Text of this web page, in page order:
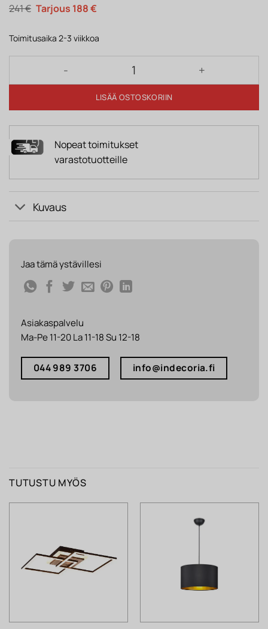
241€ Alkuperäinen
hinta
241 €.
188€Nykyinen
188 €.
Toimitusaika 2-3 viikkoa
ROBERTO 3 riippuvalaisin, matta messinki määrä
LISÄÄ OSTOSKORIIN
Nopeat toimitukset
varastotuotteille
Kuvaus
Jaa tämä ystävillesi
Asiakaspalvelu
Ma-Pe 11-20 La 11-18 Su 12-18
044 989 3706 info@indecoria.fi
TUTUSTU MYÖS